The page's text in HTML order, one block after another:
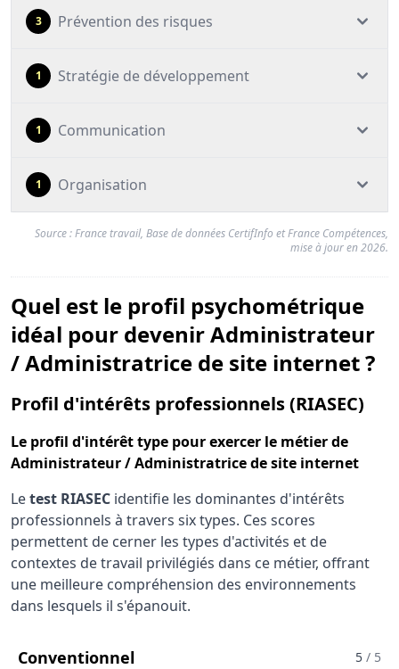
3 Prévention des risques
1 Stratégie de développement
1 Communication
1 Organisation
Source : France travail, Base de données CertifInfo et France Compétences,
mise à jour en 2026.
Quel est le profil psychométrique
idéal pour devenir Administrateur
/ Administratrice de site internet ?
Profil d'intérêts professionnels (RIASEC)
Le profil d'intérêt type pour exercer le métier de
Administrateur / Administratrice de site internet
Letest RIASEC identifie les dominantes d'intérêts
professionnels à travers six types. Ces scores
permettent de cerner les types d'activités et de
contextes de travail privilégiés dans ce métier, offrant
une meilleure compréhension des environnements
dans lesquels il s'épanouit.
ConventionnelPour Le Métier De 5 / 5